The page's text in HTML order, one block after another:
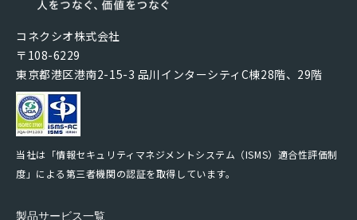
コネクシオ株式会社
〒108-6229
東京都港区港南2-15-3 品川インターシティC棟28階、29階
当社は「情報セキュリティマネジメントシステム（ISMS）適合性評価制
度」による第三者機関の認証を取得しています。
製品サービス一覧